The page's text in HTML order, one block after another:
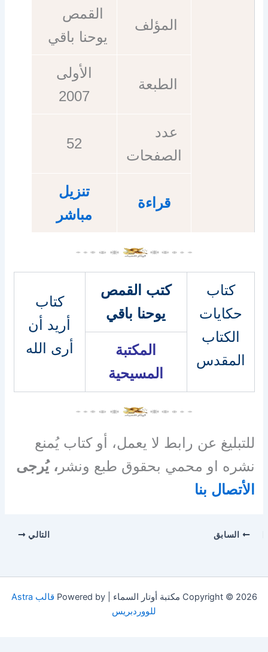
المؤلف
القمص
يوحنا باقي
الطبعة
الأولى
2007
عدد
الصفحات
52
قراءة
تنزيل
مباشر
كتاب
حكايات
الكتاب
المقدس
كتب القمص
يوحنا باقي
كتاب
أريد أن
أرى الله
المكتبة
المسيحية
للتبليغ عن رابط لا يعمل، أو كتاب يُمنع
نشره او محمي بحقوق طبع ونشر ، يُرجى
الأتصال بنا
السابق التالي
Copyright © 2026 مكتبة أوتار السماء | Powered by
قالب Astra
للووردبريس